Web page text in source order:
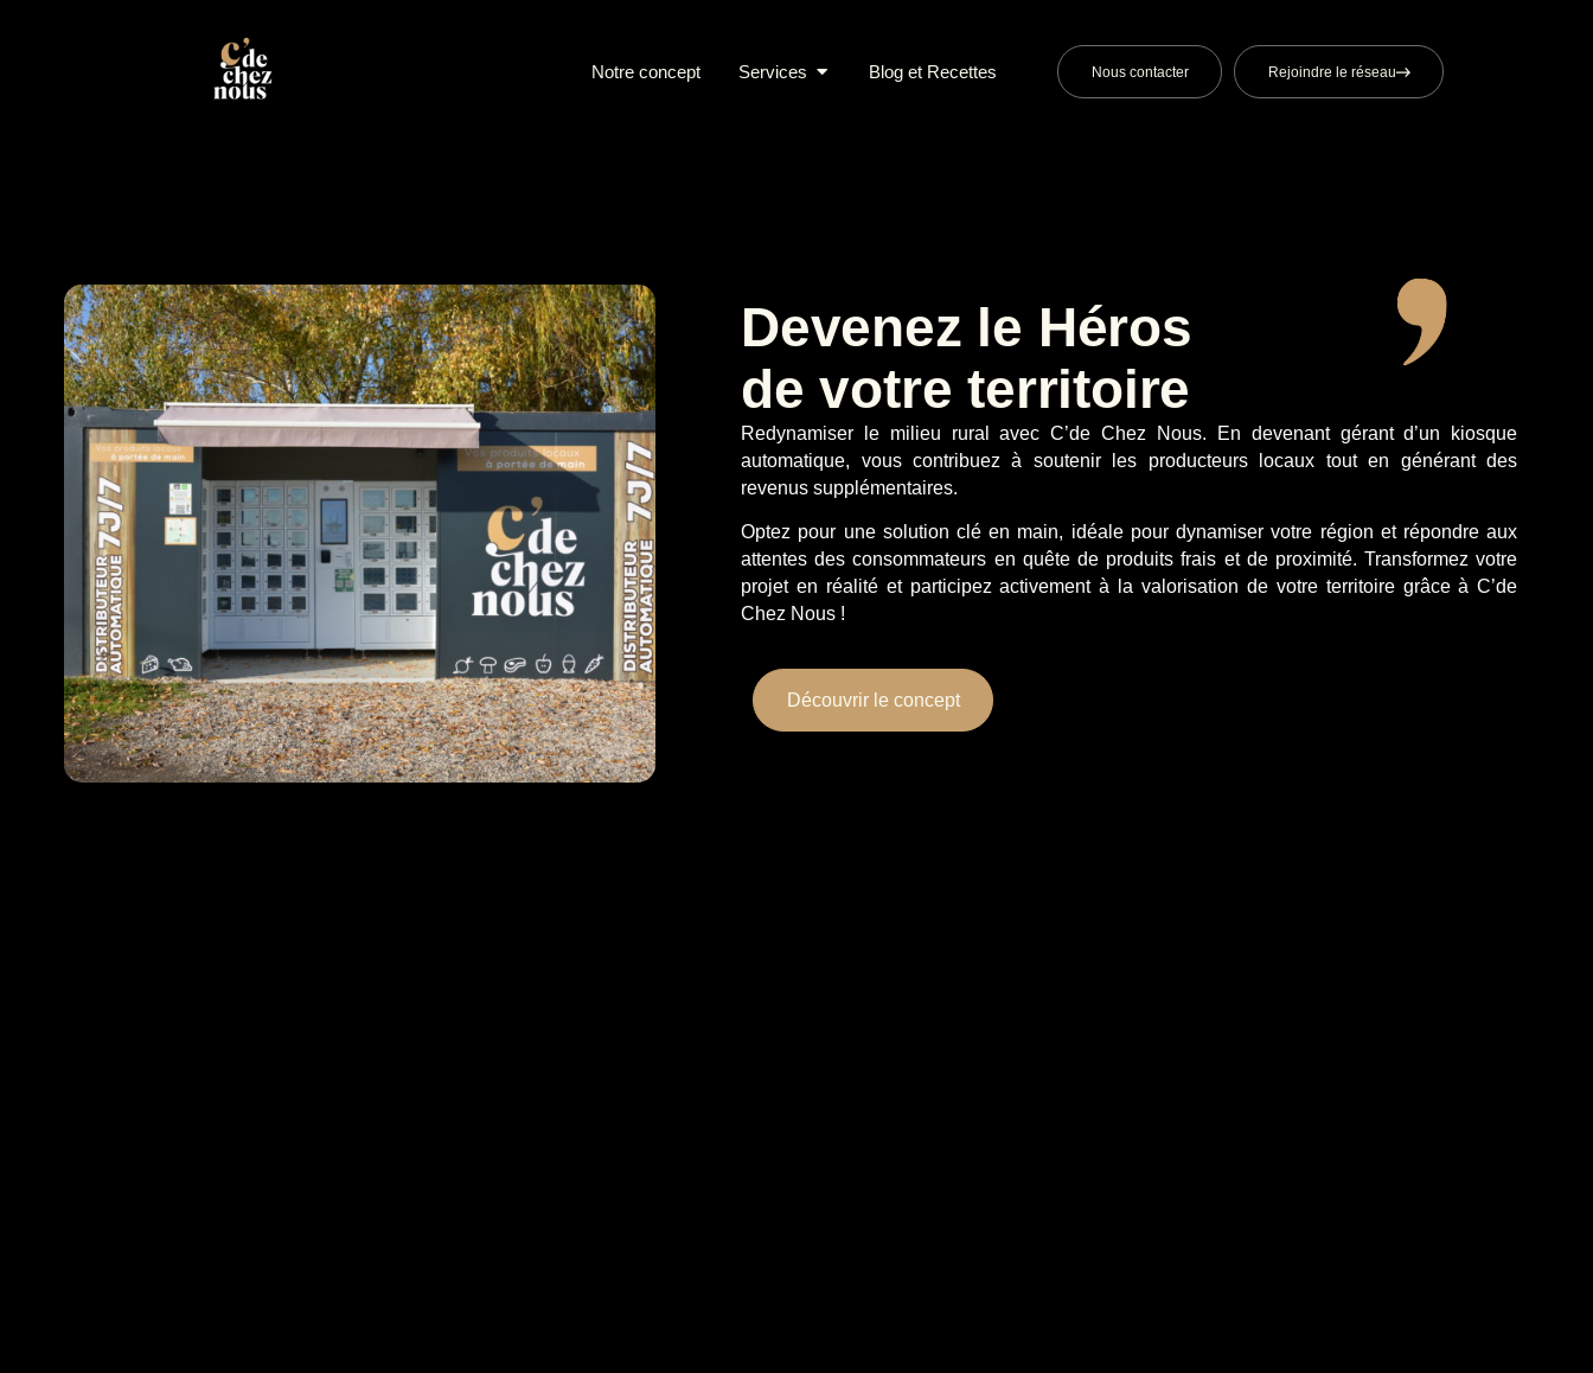
Notre concept Services Blog et Recettes Nous contacter Rejoindre le réseau
Devenez le Héros
de votre territoire
Redynamiser le milieu rural avec C’de Chez Nous. En devenant gérant d’un kiosque
automatique, vous contribuez à soutenir les producteurs locaux tout en générant des
revenus supplémentaires.
Optez pour une solution clé en main, idéale pour dynamiser votre région et répondre aux
attentes des consommateurs en quête de produits frais et de proximité. Transformez votre
projet en réalité et participez activement à la valorisation de votre territoire grâce àC’de
Chez Nous !
Découvrir le concept